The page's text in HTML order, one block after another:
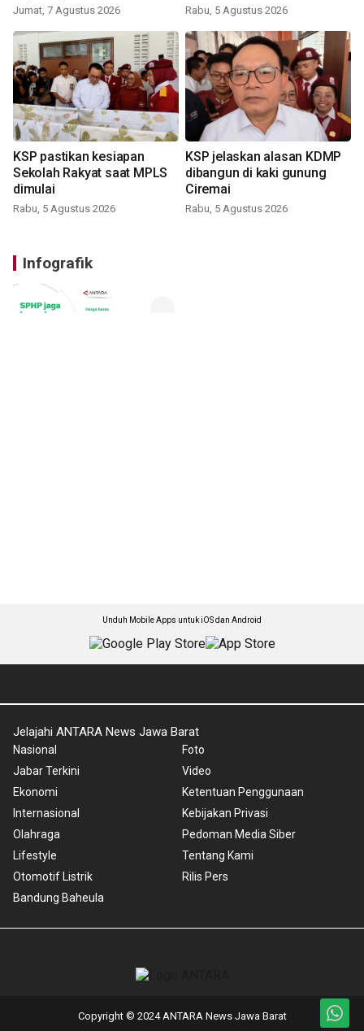
Jumat, 7 Agustus 2026 Rabu, 5 Agustus 2026
KSP pastikan kesiapan
Sekolah Rakyat saat MPLS
dimulai
Rabu, 5 Agustus 2026
KSP jelaskan alasan KDMP
dibangun di kaki gunung
Ciremai
Rabu, 5 Agustus 2026
Infografik
Unduh Mobile Apps untuk iOS dan Android
Jelajahi ANTARA News Jawa Barat
Nasional
Jabar Terkini
Ekonomi
Internasional
Olahraga
Lifestyle
Otomotif Listrik
Bandung Baheula
Foto
Video
Ketentuan Penggunaan
Kebijakan Privasi
Pedoman Media Siber
Tentang Kami
Rilis Pers
Copyright © 2024 ANTARA News Jawa Barat